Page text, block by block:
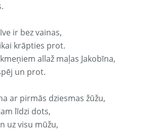
ir bez vainas,
krāpties prot.
allaž maļas Jakobīna,
un prot.
ar pirmās dziesmas žūžu,
līdzi dots,
uz visu mūžu,